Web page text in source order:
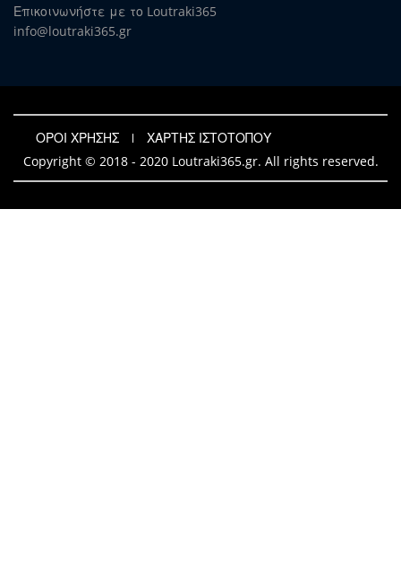
Επικοινωνήστε με το Loutraki365
info@loutraki365.gr
ΟΡΟΙ ΧΡΗΣΗΣ
ΧΑΡΤΗΣ ΙΣΤΟΤΟΠΟΥ
Copyright © 2018 - 2020 Loutraki365.gr. All rights reserved.